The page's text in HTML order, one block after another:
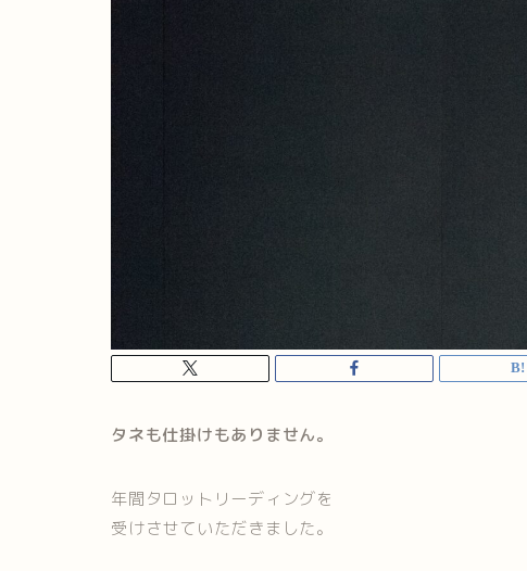
タネも仕掛けもありません。
年間タロットリーディングを
受けさせていただきました。